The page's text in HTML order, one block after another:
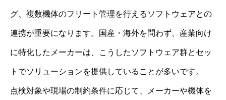
グ、複数機体のフリート管理を行えるソフトウェアとの
連携が重要になります。国産・海外を問わず、産業向け
に特化したメーカーは、こうしたソフトウェア群とセッ
トでソリューションを提供していることが多いです。
点検対象や現場の制約条件に応じて、メーカーや機体を